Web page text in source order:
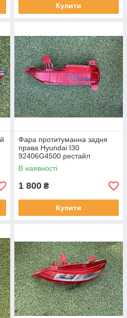
Купити
Фара протитуманна задня
права Hyundai I30
92406G4500 рестайл
від2020-рр оригінал бв
відсутнє одне кріплення
В наявності
1 800 ₴
Купити